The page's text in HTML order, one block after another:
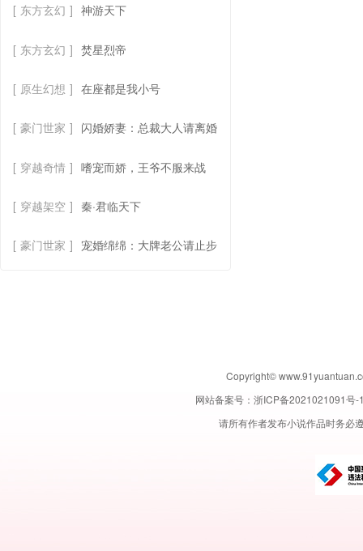
[ 东方玄幻 ] 神游天下
[ 东方玄幻 ] 焚星烈帝
[ 原生幻想 ] 在座都是我小号
[ 豪门世家 ] 闪婚娇妻：总裁大人请离婚
[ 穿越奇情 ] 嗜宠而娇，王爷不服来战
[ 穿越架空 ] 秦·君临天下
[ 豪门世家 ] 宠婚绵绵：大牌老公请止步
Copyright©
网站备案号： 浙ICP备2021021091号-
请所有作者发布小说作品时务必